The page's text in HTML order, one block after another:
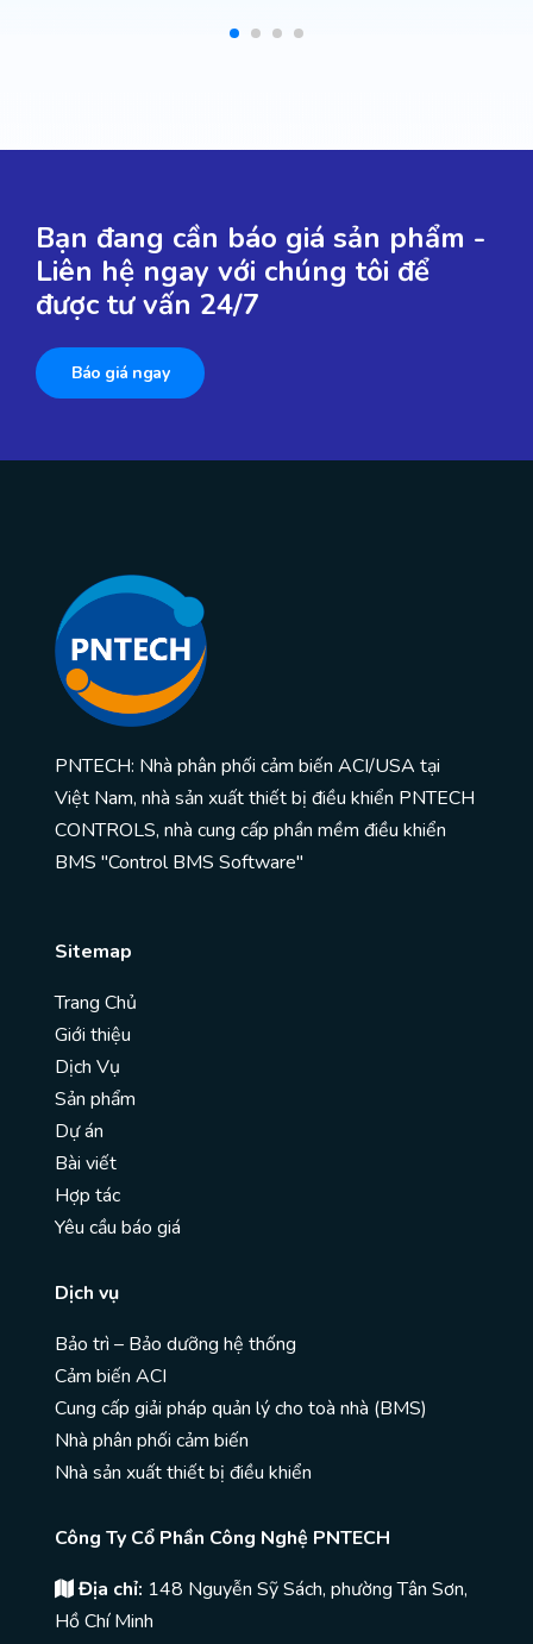
Bạn đang cần báo giá sản phẩm -
Liên hệ ngay với chúng tôi để
được tư vấn 24/7
Báo giá ngay
PNTECH: Nhà phân phối cảm biến ACI/USA tại
Việt Nam, nhà sản xuất thiết bị điều khiển PNTECH
CONTROLS, nhà cung cấp phần mềm điều khiển
BMS "Control BMS Software"
Sitemap
Trang Chủ
Giới thiệu
Dịch Vụ
Sản phẩm
Dự án
Bài viết
Hợp tác
Yêu cầu báo giá
Dịch vụ
Bảo trì – Bảo dưỡng hệ thống
Cảm biến ACI
Cung cấp giải pháp quản lý cho toà nhà (BMS)
Nhà phân phối cảm biến
Nhà sản xuất thiết bị điều khiển
Công Ty Cổ Phần Công Nghệ PNTECH
Địa chỉ: 148 Nguyễn Sỹ Sách, phường Tân Sơn,
Hồ Chí Minh